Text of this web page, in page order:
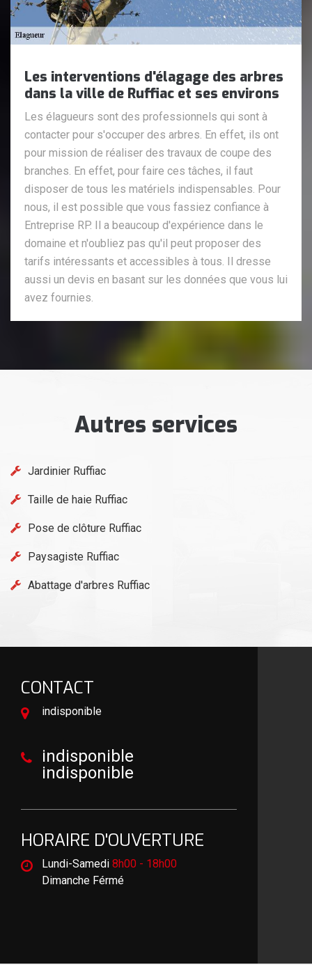
Les interventions d'élagage des arbres
dans la ville de Ruffiac et ses environs
Les élagueurs sont des professionnels qui sont à
contacter pour s'occuper des arbres. En effet, ils ont
pour mission de réaliser des travaux de coupe des
branches. En effet, pour faire ces tâches, il faut
disposer de tous les matériels indispensables. Pour
nous, il est possible que vous fassiez confiance à
Entreprise RP. Il a beaucoup d'expérience dans le
domaine et n'oubliez pas qu'il peut proposer des
tarifs intéressants et accessibles à tous. Il dresse
aussi un devis en basant sur les données que vous lui
avez fournies.
Autres services
Jardinier Ruffiac
Taille de haie Ruffiac
Pose de clôture Ruffiac
Paysagiste Ruffiac
Abattage d'arbres Ruffiac
CONTACT
indisponible
indisponible
indisponible
HORAIRE D'OUVERTURE
Lundi-Samedi 8h00 - 18h00
Dimanche Férmé